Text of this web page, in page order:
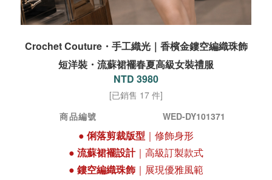
Crochet Couture・手工織光｜香檳金鏤空編織珠飾
短洋裝・流蘇裙襬春夏高級女裝禮服
NTD 3980
[已銷售 17 件]
商品編號
WED-DY101371
● 俐落剪裁版型 ｜修飾身形
● 流蘇裙襬設計｜高級訂製款式
● 鏤空編織珠飾 ｜展現優雅風範